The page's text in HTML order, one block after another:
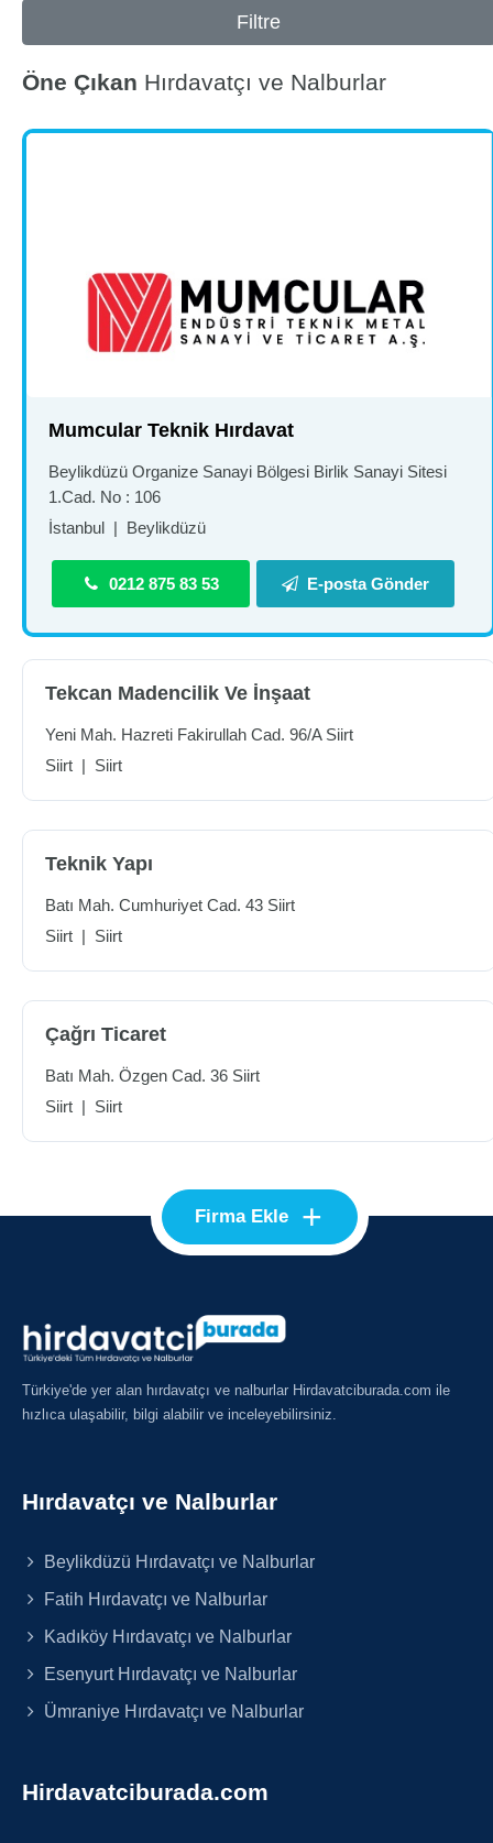
Filtre
Öne Çıkan Hırdavatçı ve Nalburlar
Mumcular Teknik Hırdavat
Beylikdüzü Organize Sanayi Bölgesi Birlik Sanayi Sitesi
1.Cad. No : 106
İstanbul | Beylikdüzü
0212 875 83 53 E-posta Gönder
Tekcan Madencilik Ve İnşaat
Yeni Mah. Hazreti Fakirullah Cad. 96/A Siirt
Siirt | Siirt
Teknik Yapı
Batı Mah. Cumhuriyet Cad. 43 Siirt
Siirt | Siirt
Çağrı Ticaret
Batı Mah. Özgen Cad. 36 Siirt
Siirt | Siirt
Firma Ekle +
Türkiye'de yer alan hırdavatçı ve nalburlar Hirdavatciburada.com ile
hızlıca ulaşabilir, bilgi alabilir ve inceleyebilirsiniz.
Hırdavatçı ve Nalburlar
Beylikdüzü Hırdavatçı ve Nalburlar
Fatih Hırdavatçı ve Nalburlar
Kadıköy Hırdavatçı ve Nalburlar
Esenyurt Hırdavatçı ve Nalburlar
Ümraniye Hırdavatçı ve Nalburlar
Hirdavatciburada.com